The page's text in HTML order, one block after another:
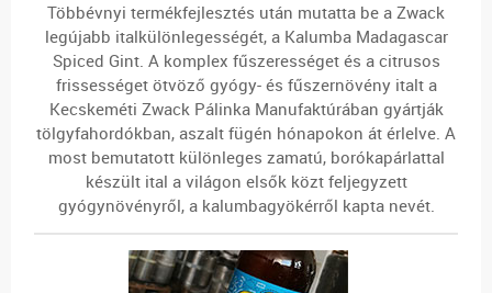
Többévnyi termékfejlesztés után mutatta be a Zwack
legújabb italkülönlegességét, a Kalumba Madagascar
Spiced Gint. A komplex fűszerességet és a citrusos
frissességet ötvöző gyógy- és fűszernövény italt a
Kecskeméti Zwack Pálinka Manufaktúrában gyártják
tölgyfahordókban, aszalt fügén hónapokon át érlelve. A
most bemutatott különleges zamatú, borókapárlattal
készült ital a világon elsők közt feljegyzett
gyógynövényről, a kalumbagyökérről kapta nevét.